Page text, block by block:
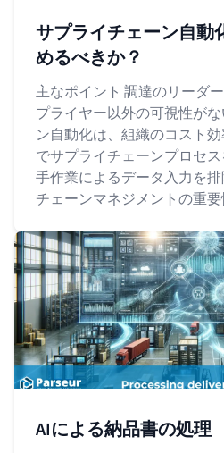
サプライチェーン自動
めるべきか？
主なポイント 調達のリーダ
プライヤー以外の可視性が
ン自動化は、組織のコスト
でサプライチェーンプロセス
手作業によるデータ入力を
チェーンマネジメントの重要
AIによる納品書の処理